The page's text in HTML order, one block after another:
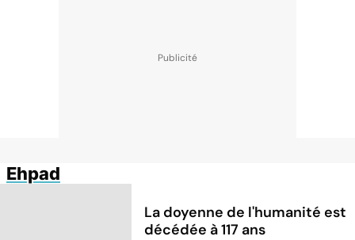
Ehpad
La doyenne de l'humanité est
décédée à 117 ans